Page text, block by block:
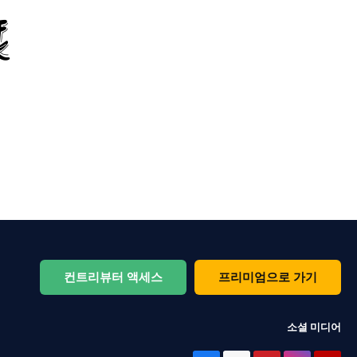
컨트리뷰터 액세스 프리미엄으로 가기
소셜 미디어